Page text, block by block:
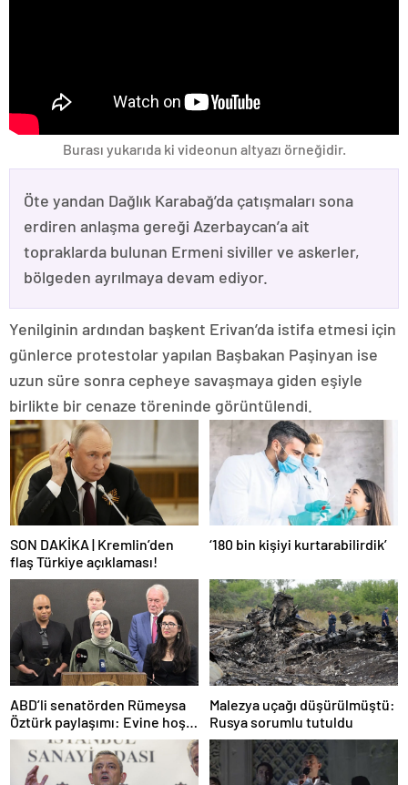
Burası yukarıda ki videonun altyazı örneğidir.
Öte yandan Dağlık Karabağ’da çatışmaları sona
erdiren anlaşma gereği Azerbaycan’a ait
topraklarda bulunan Ermeni siviller ve askerler,
bölgeden ayrılmaya devam ediyor.
Yenilginin ardından başkent Erivan’da istifa etmesi için
günlerce protestolar yapılan Başbakan Paşinyan ise
uzun süre sonra cepheye savaşmaya giden eşiyle
birlikte bir cenaze töreninde görüntülendi.
SON DAKİKA | Kremlin’den
flaş Türkiye açıklaması!
‘180 bin kişiyi kurtarabilirdik’
ABD’li senatörden Rümeysa
Öztürk paylaşımı: Evine hoş
geldin!
Malezya uçağı düşürülmüştü:
Rusya sorumlu tutuldu